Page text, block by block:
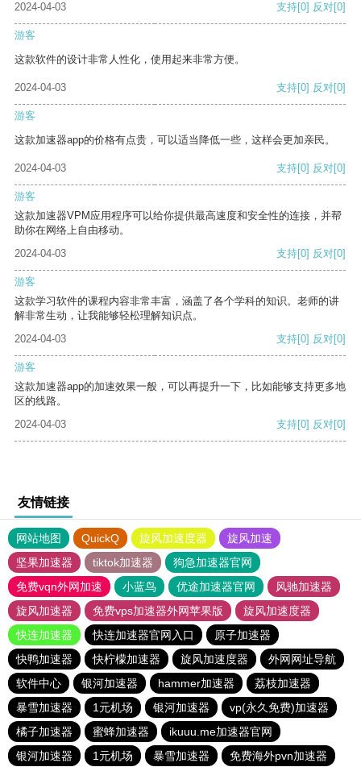
2024-04-03
支持[0] 反对[0]
游客
这款软件的设计非常人性化，使用起来非常方便。
2024-04-03 支持[0] 反对[0]
游客
这款加速器app的价格有点贵，可以适当降低一些，这样会更加亲民。
2024-04-03 支持[0] 反对[0]
游客
这款加速器VPM应用程序可以给你提供最高速度和安全性的连接，并帮
助你在网络上自由移动。
2024-04-03
支持[0] 反对[0]
游客
这款学习软件的课程内容非常丰富，涵盖了各个学科的知识。老师的讲
解非常生动，让我能够轻松理解知识点。
2024-04-03
支持[0] 反对[0]
游客
这款加速器app的加速效果一般，可以再提升一下，比如能够支持更多地
区的线路。
2024-04-03
支持[0] 反对[0]
友情链接
网站地图 QuickQ 旋风加速度器
旋风加速
坚果加速器
tiktok加速器
狗急加速器官网
免费vqn外网加速
小蓝鸟 优途加速器官网
风驰加速器
旋风加速器
免费vps加速器外网苹果版
旋风加速度器
快连加速器
快连加速器官网入口
原子加速器
快鸭加速器
快柠檬加速器 旋风加速度器
外网网址导航
软件中心
银河加速器 hammer加速器
荔枝加速器
暴雪加速器
1元机场 银河加速器
vp(永久免费)加速器
橘子加速器
蜜蜂加速器
ikuuu.me加速器官网
银河加速器
1元机场 暴雪加速器 免费海外pvn加速器